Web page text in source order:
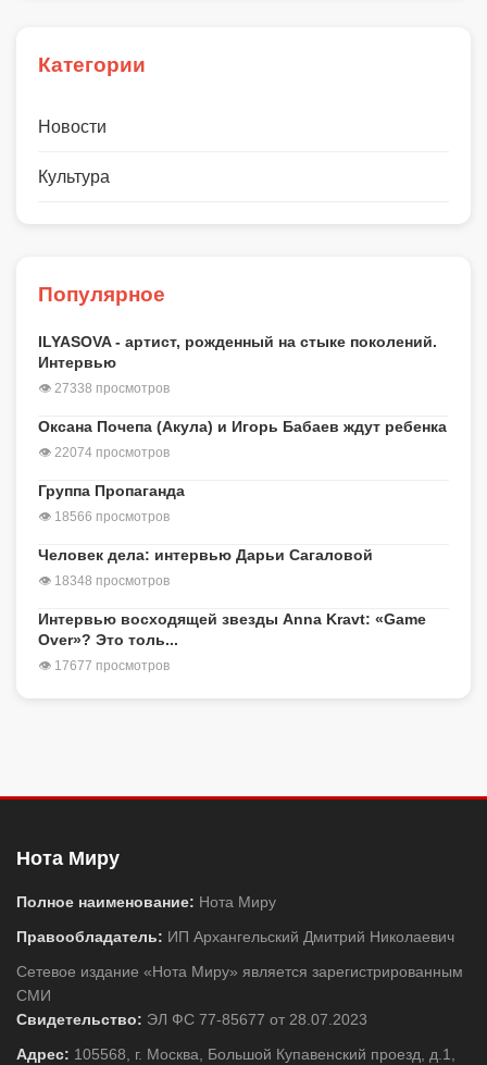
Категории
Новости
Культура
Популярное
ILYASOVA - артист, рожденный на стыке поколений.
Интервью
👁 27338 просмотров
Оксана Почепа (Акула) и Игорь Бабаев ждут ребенка
👁 22074 просмотров
Группа Пропаганда
👁 18566 просмотров
Человек дела: интервью Дарьи Сагаловой
👁 18348 просмотров
Интервью восходящей звезды Anna Kravt: «Game
Over»? Это толь...
👁 17677 просмотров
Нота Миру
Полное наименование: Нота Миру
Правообладатель: ИП Архангельский Дмитрий Николаевич
Сетевое издание «Нота Миру» является зарегистрированным
СМИ
Свидетельство: ЭЛ ФС 77-85677 от 28.07.2023
Адрес: 105568, г. Москва, Большой Купавенский проезд, д.1,